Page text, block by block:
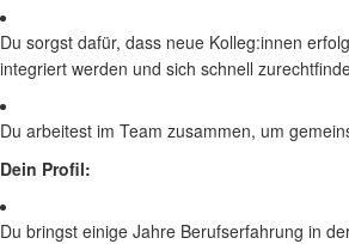
Du sorgst dafür, dass neue Kolleg:innen
integriert werden und sich schnell
Du arbeitest im Team zusammen, um
Dein Profil:
Du bringst einige Jahre Berufserfahrung in